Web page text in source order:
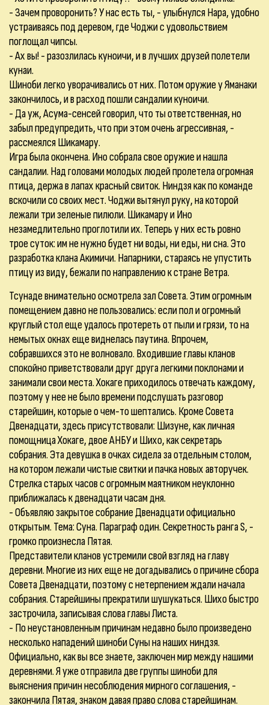
- Зачем проворонить? У нас есть ты, - улыбнулся Нара, удобно
устраиваясь под деревом, где Чоджи с удовольствием
поглощал чипсы.
- Ах вы! - разозлилась куноичи, и в лучших друзей полетели
кунаи.
Шиноби легко уворачивались от них. Потом оружие у Яманаки
закончилось, и в расход пошли сандалии куноичи.
- Да уж, Асума-сенсей говорил, что ты ответственная, но
забыл предупредить, что при этом очень агрессивная, -
рассмеялся Шикамару.
Игра была окончена. Ино собрала свое оружие и нашла
сандалии. Над головами молодых людей пролетела огромная
птица, держа в лапах красный свиток. Ниндзя как по команде
вскочили со своих мест. Чоджи вытянул руку, на которой
лежали три зеленые пилюли. Шикамару и Ино
незамедлительно проглотили их. Теперь у них есть ровно
трое суток: им не нужно будет ни воды, ни еды, ни сна. Это
разработка клана Акимичи. Напарники, стараясь не упустить
птицу из виду, бежали по направлению к стране Ветра.
Тсунаде внимательно осмотрела зал Совета. Этим огромным
помещением давно не пользовались: если пол и огромный
круглый стол еще удалось протереть от пыли и грязи, то на
немытых окнах еще виднелась паутина. Впрочем,
собравшихся это не волновало. Входившие главы кланов
спокойно приветствовали друг друга легкими поклонами и
занимали свои места. Хокаге приходилось отвечать каждому,
поэтому у нее не было времени подслушать разговор
старейшин, которые о чем-то шептались. Кроме Совета
Двенадцати, здесь присутствовали: Шизуне, как личная
помощница Хокаге, двое АНБУ и Шихо, как секретарь
собрания. Эта девушка в очках сидела за отдельным столом,
на котором лежали чистые свитки и пачка новых авторучек.
Стрелка старых часов с огромным маятником неуклонно
приближалась к двенадцати часам дня.
- Объявляю закрытое собрание Двенадцати официально
открытым. Тема: Суна. Параграф один. Секретность ранга S, -
громко произнесла Пятая.
Представители кланов устремили свой взгляд на главу
деревни. Многие из них еще не догадывались о причине сбора
Совета Двенадцати, поэтому с нетерпением ждали начала
собрания. Старейшины прекратили шушукаться. Шихо быстро
застрочила, записывая слова главы Листа.
- По неустановленным причинам недавно было произведено
несколько нападений шиноби Суны на наших ниндзя.
Официально, как вы все знаете, заключен мир между нашими
деревнями. Я уже отправила две группы шиноби для
выяснения причин несоблюдения мирного соглашения, -
закончила Пятая, знаком давая право слова старейшинам.